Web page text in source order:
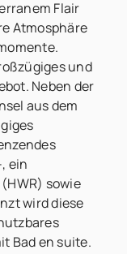
Flair
Atmosphäre
und
Neben der
aus dem
ein
sowie
wird diese
Bad en suite.